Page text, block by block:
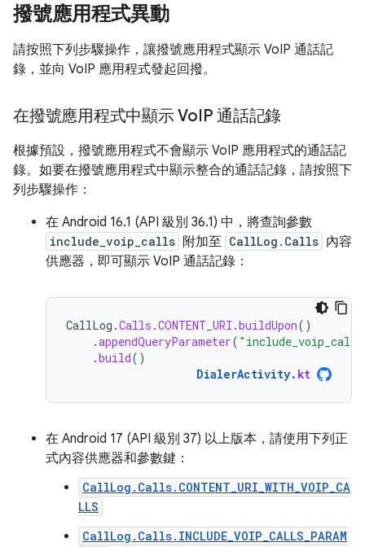
撥號應用程式異動
請按照下列步驟操作，讓撥號應用程式顯示 VoIP 通話記
錄，並向 VoIP 應用程式發起回撥。
在撥號應用程式中顯示 VoIP 通話記錄
根據預設，撥號應用程式不會顯示 VoIP 應用程式的通話記
錄。如要在撥號應用程式中顯示整合的通話記錄，請按照下
列步驟操作：
在 Android 16.1 (API 級別 36.1) 中，將查詢參數
include_voip_calls 附加至 CallLog.Calls 內容
供應器，即可顯示 VoIP 通話記錄：
CallLog .Calls .CONTENT_URI .buildUpon()
.appendQueryParameter(
.build()
DialerActivity. kt
在 Android 17 (API 級別 37) 以上版本，請使用下列正
式內容供應器和參數鍵：
CallLog.Calls.CONTENT_URI_WITH_VOIP_CA
LLS
CallLog.Calls.INCLUDE_VOIP_CALLS_PARAM